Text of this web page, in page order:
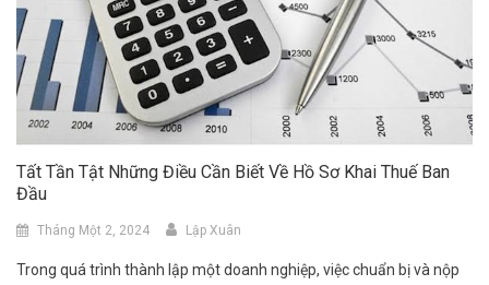
Tất Tần Tật Những Điều Cần Biết Về Hồ Sơ Khai Thuế Ban
Đầu
Tháng Một 2, 2024 Lập Xuân
Trong quá trình thành lập một doanh nghiệp, việc chuẩn bị và nộp